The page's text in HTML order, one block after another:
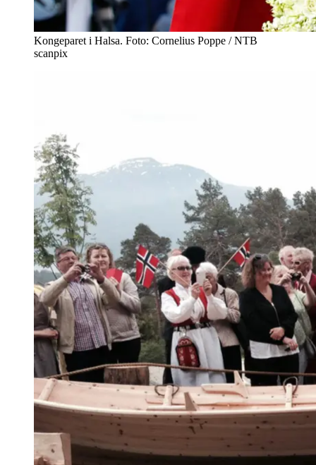
Kongeparet i Halsa. Foto: Cornelius Poppe / NTB
scanpix